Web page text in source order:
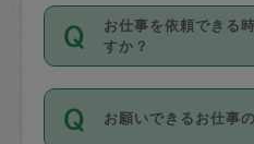
丈夫です。
デビットカード・プ
リカ、au WALLET
銀行振込や現金払い
す。
定期の最低利用回数
りに、一定数を超
交通費は依頼料金
料金のご請求と合わ
ます。交通費の金
お仕事を依頼できる
すか？
時間帯は3種類あり
たり３時間です。
お願いできるお仕事